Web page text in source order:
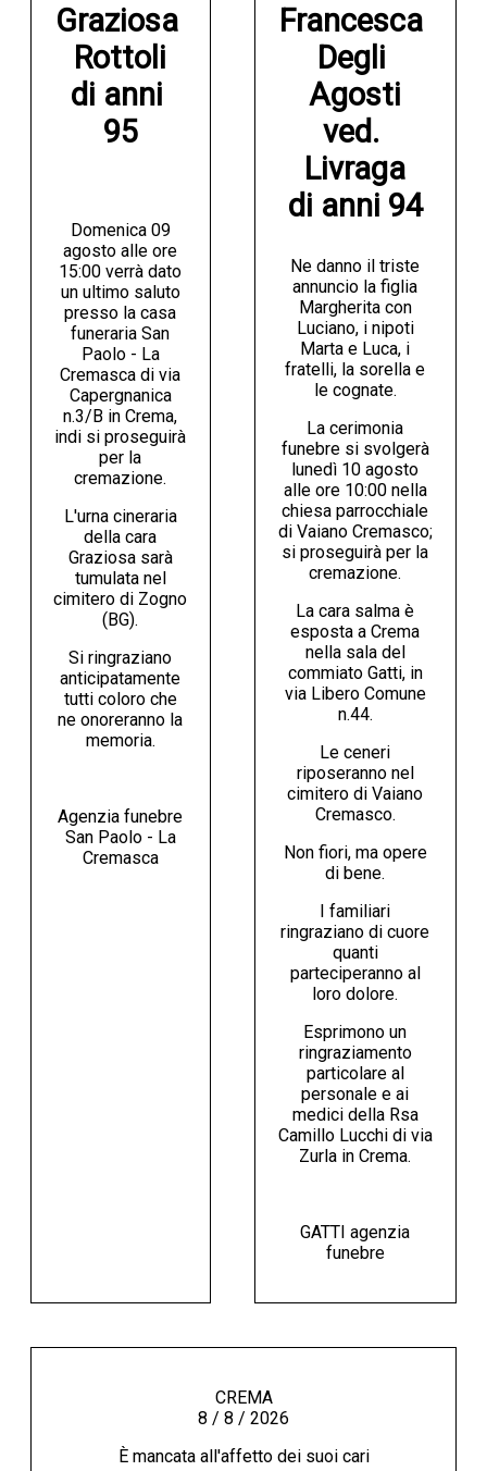
Graziosa
Rottoli
di anni
95
Domenica 09
agosto alle ore
15:00 verrà dato
un ultimo saluto
presso la casa
funeraria San
Paolo - La
Cremasca di via
Capergnanica
n.3/B in Crema,
indi si proseguirà
per la
cremazione.
L'urna cineraria
della cara
Graziosa sarà
tumulata nel
cimitero di Zogno
(BG).
Si ringraziano
anticipatamente
tutti coloro che
ne onoreranno la
memoria.
Agenzia funebre
San Paolo - La
Cremasca
Francesca
Degli
Agosti
ved.
Livraga
di anni 94
Ne danno il triste
annuncio la figlia
Margherita con
Luciano, i nipoti
Marta e Luca, i
fratelli, la sorella e
le cognate.
La cerimonia
funebre si svolgerà
lunedì 10 agosto
alle ore 10:00 nella
chiesa parrocchiale
di Vaiano Cremasco;
si proseguirà per la
cremazione.
La cara salma è
esposta a Crema
nella sala del
commiato Gatti, in
via Libero Comune
n.44.
Le ceneri
riposeranno nel
cimitero di Vaiano
Cremasco.
Non fiori, ma opere
di bene.
I familiari
ringraziano di cuore
quanti
parteciperanno al
loro dolore.
Esprimono un
ringraziamento
particolare al
personale e ai
medici della Rsa
Camillo Lucchi di via
Zurla in Crema.
GATTI agenzia
funebre
CREMA
8 / 8 / 2026
È mancata all'affetto dei suoi cari